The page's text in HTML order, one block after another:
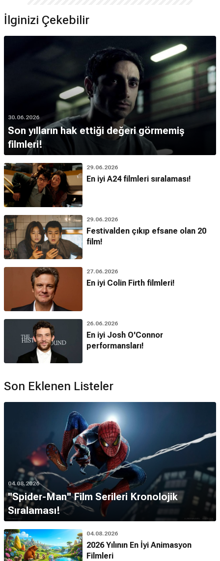
İlginizi Çekebilir
30.06.2026
Son yılların hak ettiği değeri görmemiş
filmleri!
29.06.2026
En iyi A24 filmleri sıralaması!
29.06.2026
Festivalden çıkıp efsane olan 20
film!
27.06.2026
En iyi Colin Firth filmleri!
26.06.2026
En iyi Josh O'Connor
performansları!
Son Eklenen Listeler
04.08.2026
''Spider-Man'' Film Serileri Kronolojik
Sıralaması!
04.08.2026
2026 Yılının En İyi Animasyon
Filmleri